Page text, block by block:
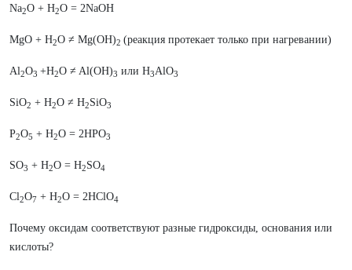
Na2O + H2O = 2NaOH
MgO + H2O ≠ Mg(OH)2 (реакция протекает только при нагревании)
Al2O3 +H2O ≠ Al(OH)3 или H3AlO3
SiO2 + H2O ≠ H2SiO3
P2O5 + H2O = 2HPO3
SO3 + H2O = H2SO4
Cl2O7 + H2O = 2HClO4
Почему оксидам соответствуют разные гидроксиды, основания или
кислоты?